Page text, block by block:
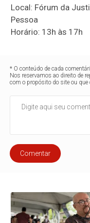
Local: Fórum da
Pessoa
Horário: 13h às 17h
* O conteúdo de cada
Nos reservamos ao direito de
com o propósito do site ou
Comentar